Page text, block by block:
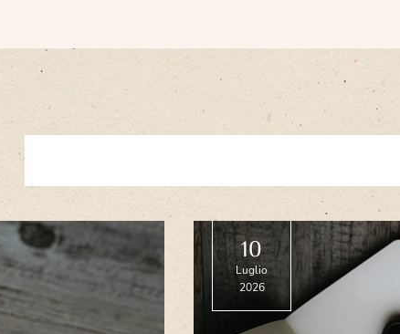
10
Luglio
2026